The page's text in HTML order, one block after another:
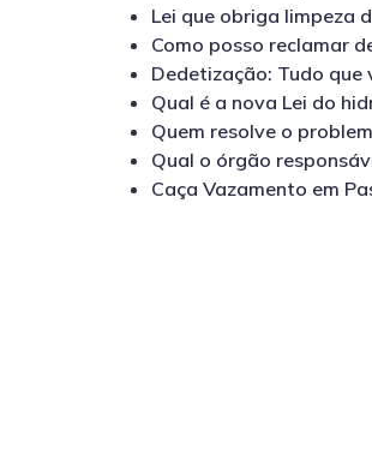
Lei que obriga limpeza
Como posso reclamar
Dedetização: Tudo que
Qual é a nova Lei do
Quem resolve o
Qual o órgão
Caça Vazamento em